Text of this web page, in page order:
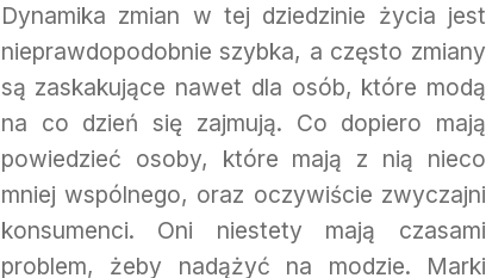
Dynamika zmian w tej dziedzinie życia jest
nieprawdopodobnie szybka, a często zmiany
są zaskakujące nawet dla osób, które modą
na co dzień się zajmują. Co dopiero mają
powiedzieć osoby, które mają z nią nieco
mniej wspólnego, oraz oczywiście zwyczajni
konsumenci. Oni niestety mają czasami
problem, żeby nadążyć na modzie. Marki